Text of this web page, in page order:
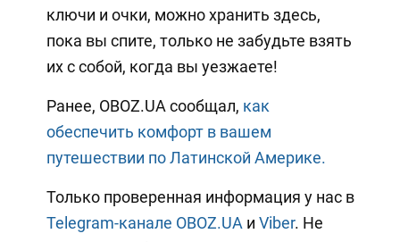
ключи и очки, можно хранить здесь,
пока вы спите, только не забудьте взять
их с собой, когда вы уезжаете!
Ранее, OBOZ.UA сообщал, как
обеспечить комфорт в вашем
путешествии по Латинской Америке.
Только проверенная информация у нас в
Telegram-канале OBOZ.UA и Viber. Не